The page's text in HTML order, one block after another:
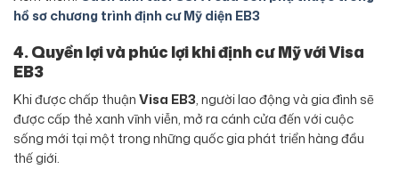
hồ sơ chương trình định cư Mỹ diện EB3
4. Quyền lợi và phúc lợi khi định cư Mỹ với Visa
EB3
Khi được chấp thuậnVisa EB3, người lao động và gia đình sẽ
được cấp thẻ xanh vĩnh viễn, mở ra cánh cửa đến với cuộc
sống mới tại một trong những quốc gia phát triển hàng đầu
thế giới.